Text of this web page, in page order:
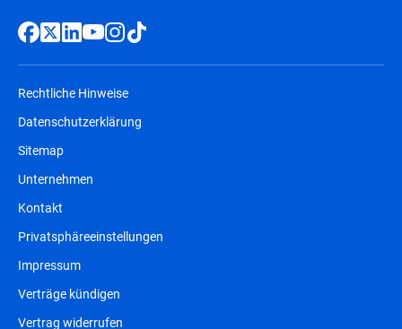
Rechtliche Hinweise
Datenschutzerklärung
Sitemap
Unternehmen
Kontakt
Privatsphäreeinstellungen
Impressum
Verträge kündigen
Vertrag widerrufen